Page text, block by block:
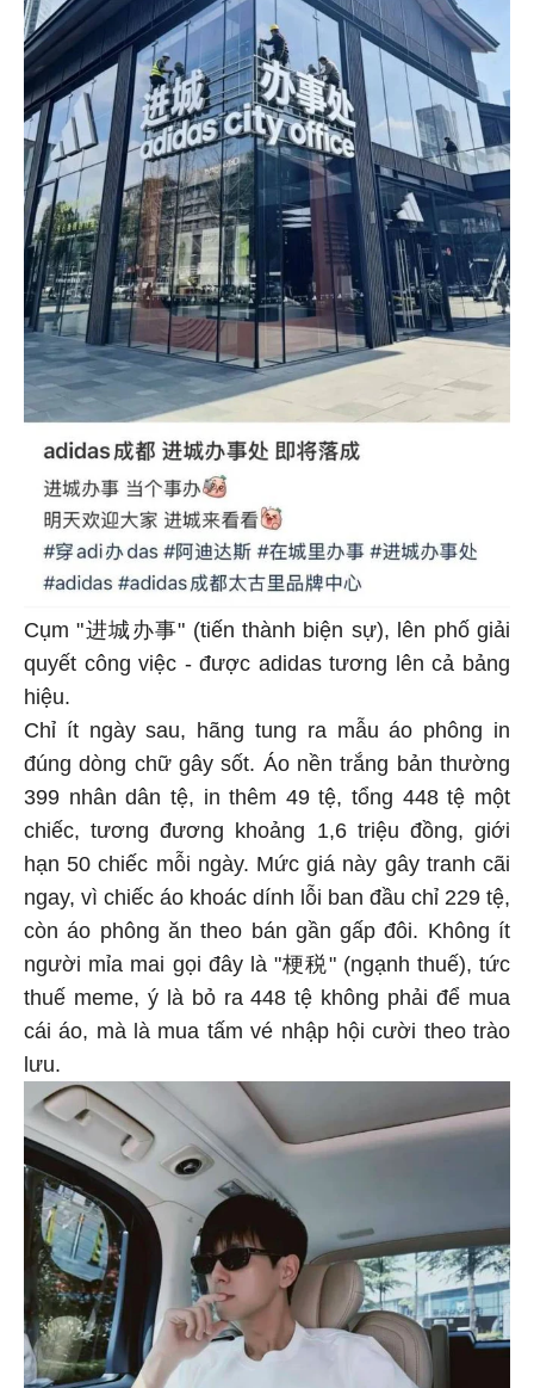
Cụm "进城办事" (tiến thành biện sự), lên phố giải
quyết công việc - được adidas tương lên cả bảng
hiệu.
Chỉ ít ngày sau, hãng tung ra mẫu áo phông in
đúng dòng chữ gây sốt. Áo nền trắng bản thường
399 nhân dân tệ, in thêm 49 tệ, tổng 448 tệ một
chiếc, tương đương khoảng 1,6 triệu đồng, giới
hạn 50 chiếc mỗi ngày. Mức giá này gây tranh cãi
ngay, vì chiếc áo khoác dính lỗi ban đầu chỉ 229 tệ,
còn áo phông ăn theo bán gần gấp đôi. Không ít
người mỉa mai gọi đây là "梗税" (ngạnh thuế), tức
thuế meme, ý là bỏ ra 448 tệ không phải để mua
cái áo, mà là mua tấm vé nhập hội cười theo trào
lưu.